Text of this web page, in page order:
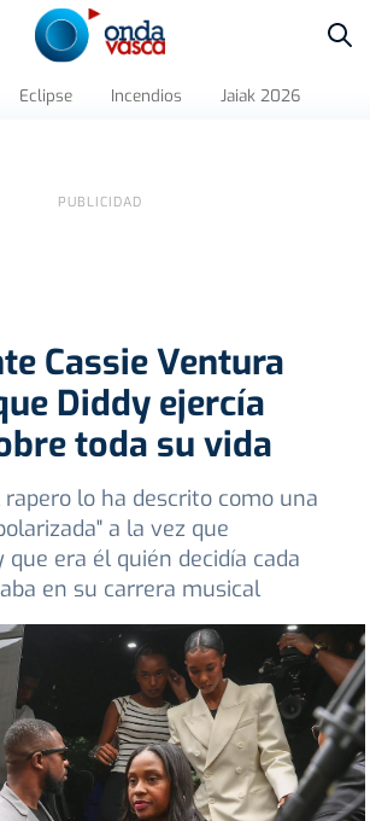
Eclipse Incendios Jaiak 2026
Cassie Ventura
Diddy ejercía
toda su vida
rapero lo ha descrito como una
a la vez que
que era él quién decidía cada
en su carrera musical